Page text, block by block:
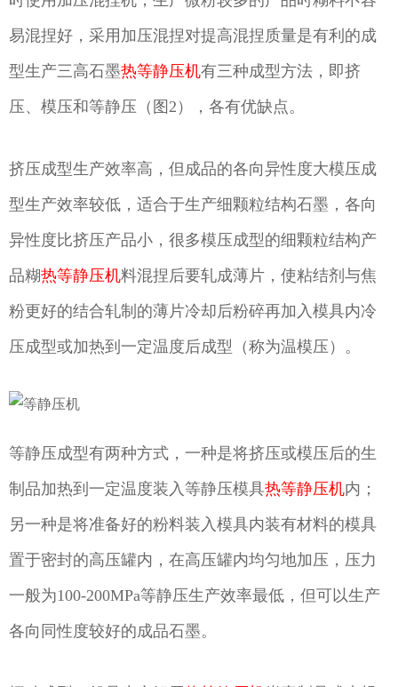
易混捏好，采用加压混捏对提高混捏质量是有利的成
型生产三高石墨热等静压机有三种成型方法，即挤
压、模压和等静压（图2），各有优缺点。
挤压成型生产效率高，但成品的各向异性度大模压成
型生产效率较低，适合于生产细颗粒结构石墨，各向
异性度比挤压产品小，很多模压成型的细颗粒结构产
品糊热等静压机料混捏后要轧成薄片，使粘结剂与焦
粉更好的结合轧制的薄片冷却后粉碎再加入模具内冷
压成型或加热到一定温度后成型（称为温模压）。
等静压成型有两种方式，一种是将挤压或模压后的生
制品加热到一定温度装入等静压模具热等静压机内；
另一种是将准备好的粉料装入模具内装有材料的模具
置于密封的高压罐内，在高压罐内均匀地加压，压力
一般为100-200MPa等静压生产效率最低，但可以生产
各向同性度较好的成品石墨。